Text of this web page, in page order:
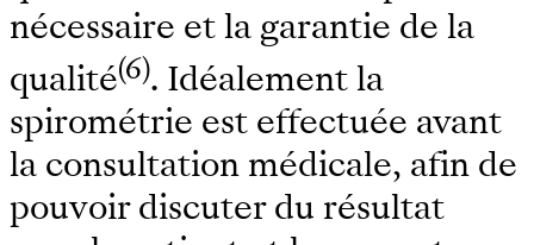
nécessaire et la garantie de la
qualité(6). Idéalement la
spirométrie est effectuée avant
la consultation médicale, afin de
pouvoir discuter du résultat